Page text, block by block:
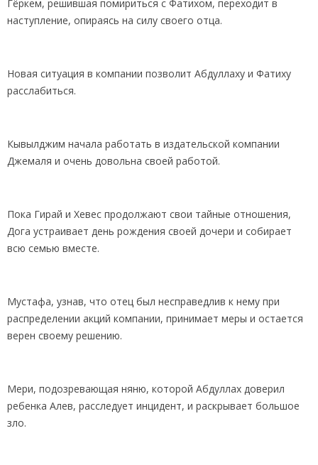
Гёркем, решившая помириться с Фатихом, переходит в
наступление, опираясь на силу своего отца.
Новая ситуация в компании позволит Абдуллаху и Фатиху
расслабиться.
Кывылджим начала работать в издательской компании
Джемаля и очень довольна своей работой.
Пока Гирай и Хевес продолжают свои тайные отношения,
Дога устраивает день рождения своей дочери и собирает
всю семью вместе.
Мустафа, узнав, что отец был несправедлив к нему при
распределении акций компании, принимает меры и остается
верен своему решению.
Мери, подозревающая няню, которой Абдуллах доверил
ребенка Алев, расследует инцидент, и раскрывает большое
зло.